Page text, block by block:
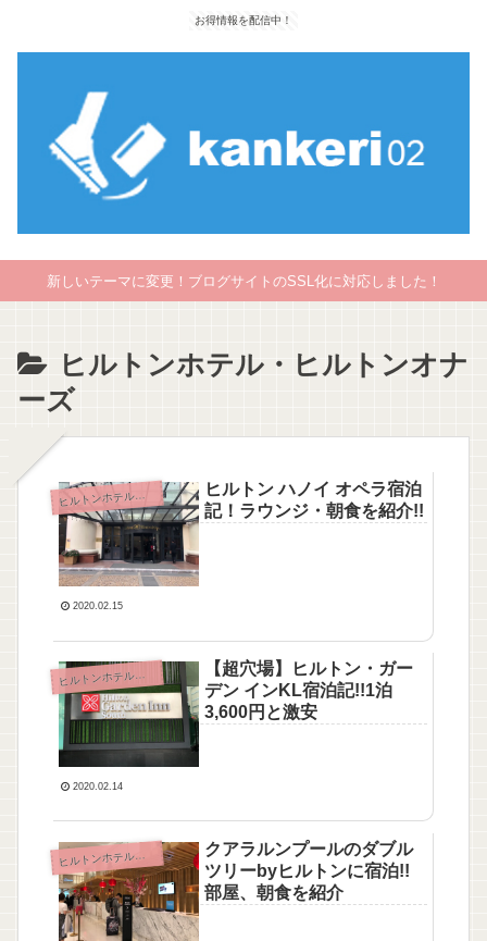
お得情報を配信中！
新しいテーマに変更！ブログサイトのSSL化に対応しました！
ヒルトンホテル・ヒルトンオナ
ーズ
ヒルトンホテル・ヒルトンオナーズ
ヒルトン ハノイ オペラ宿泊
記！ラウンジ・朝食を紹介!!
2020.02.15
ヒルトンホテル・ヒルトンオナーズ
【超穴場】ヒルトン・ガー
デン インKL宿泊記!!1泊
3,600円と激安
2020.02.14
ヒルトンホテル・ヒルトンオナーズ
クアラルンプールのダブル
ツリーbyヒルトンに宿泊!!
部屋、朝食を紹介